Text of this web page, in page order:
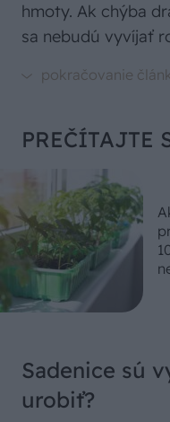
hmoty. Ak chýba
sa nebudú vyvíjať
PREČÍTAJTE
Sadenice sú
urobiť?